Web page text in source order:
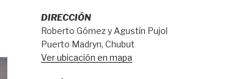
DIRECCIÓN
Roberto Gómez y Agustín Pujol
Puerto Madryn, Chubut
Ver ubicación en mapa